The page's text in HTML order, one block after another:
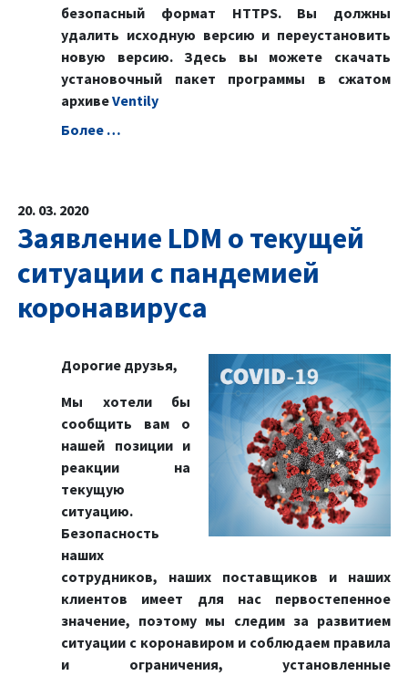
безопасный формат HTTPS. Вы должны
удалить исходную версию и переустановить
новую версию. Здесь вы можете скачать
установочный пакет программы в сжатом
архивеVentily
Болeе …
20. 03. 2020
Заявление LDM о текущей
ситуации с пандемией
коронавируса
Дорогие друзья,
Мы хотели бы
сообщить вам о
нашей позиции и
реакции на
текущую
ситуацию.
Безопасность
наших
сотрудников, наших поставщиков и наших
клиентов имеет для нас первостепенное
значение, поэтому мы следим за развитием
ситуации с коронавиром и соблюдаем правила
и ограничения, установленные